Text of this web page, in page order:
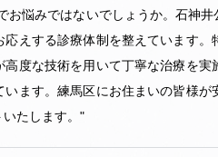
お悩みではないでしょうか。石神
応えする診療体制を整えています
度な技術を用いて丁寧な治療を
ます。練馬区にお住まいの皆様